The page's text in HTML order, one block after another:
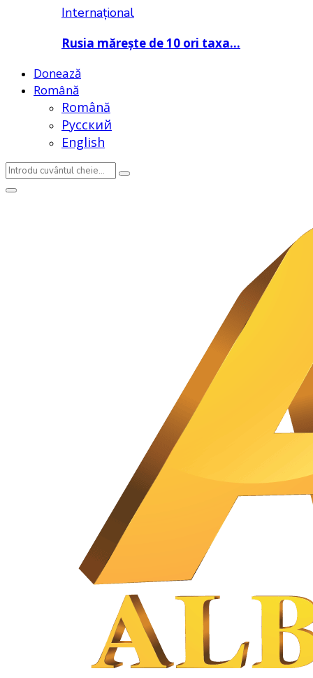
Internațional
Rusia mărește de 10 ori taxa…
Donează
Română
Română
Русский
English
Search
for:
Search
Primary